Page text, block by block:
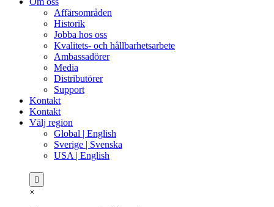
Affärsområden
Historik
Jobba hos oss
Kvalitets- och hållbarhetsarbete
Ambassadörer
Media
Distributörer
Support
Kontakt
Kontakt
Välj region
Global | English
Sverige | Svenska
USA | English
×